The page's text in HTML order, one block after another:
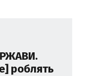
роблять